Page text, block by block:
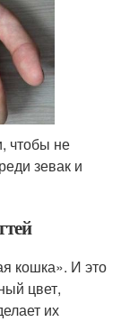
чтобы не
зевак и
кошка». И это
цвет,
их